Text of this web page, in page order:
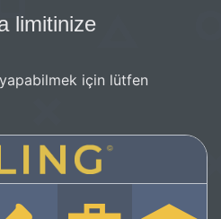
limitinize
için lütfen